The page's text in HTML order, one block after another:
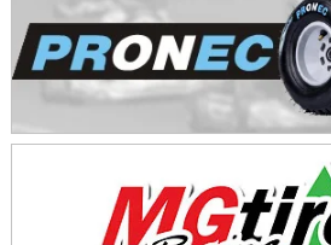
Juventud Unida (Tierra)
Humboldt (Santa Fe)
NORESTE SANTAFESINO - F6
Ciudad de Avellaneda (Asfalto)
José Samuel Sánchez (Tierra)
Rufino (Santa Fe)